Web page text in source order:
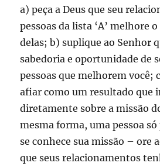
a) peça a Deus que seu
pessoas da lista ‘A’ melhore
delas; b) suplique ao Senhor
sabedoria e oportunidade de
pessoas que melhorem você;
afiar como um resultado que
diretamente sobre a missão
mesma forma, uma pessoa só
se conhece sua missão – ore
que seus relacionamentos